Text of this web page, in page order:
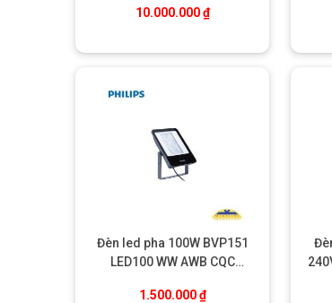
TIÊU CHUẨN BẢO VỆ ƯU VIỆT
10.000.000₫
Đèn led pha 100W BVP151
LED100 WW AWB CQC
1.500.000₫